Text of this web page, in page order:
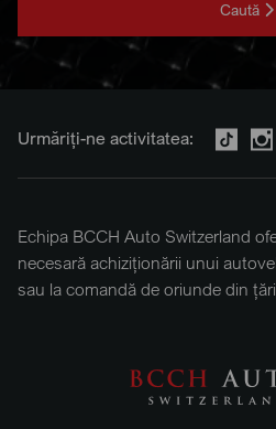
Caută
Urmăriți-ne activitatea:
Echipa BCCH Auto Switzerland
necesară achiziționării unui
sau la comandă de oriunde din